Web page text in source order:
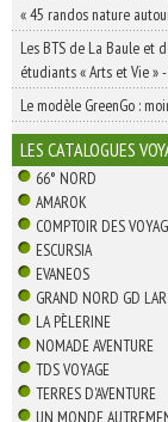
« 45 randos nature
Les BTS de La Baule et
étudiants « Arts et Vie »-
Le modèle GreenGo :
LES CATALOGUES
66° NORD
AMAROK
COMPTOIR DES
ESCURSIA
EVANEOS
GRAND NORD GD
LA PÈLERINE
NOMADE AVENTURE
TDS VOYAGE
TERRES D'AVENTURE
UN MONDE